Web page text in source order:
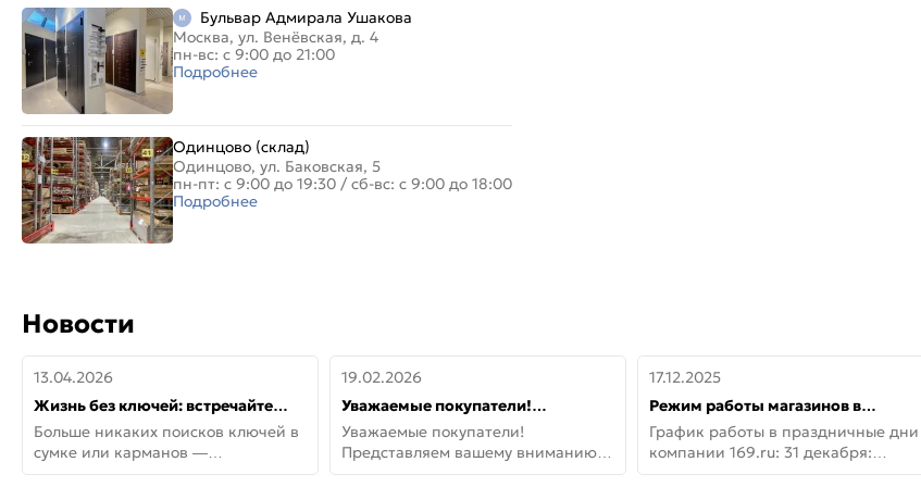
Бульвар Адмирала Ушакова
Москва, ул. Венёвская, д. 4
пн-вс: с 9:00 до 21:00
Подробнее
Одинцово (склад)
Одинцово, ул. Баковская, 5
пн-пт: с 9:00 до 19:30 / сб-вс: с 9:00 до 18:00
Подробнее
Новости
13.04.2026
Жизнь без ключей: встречайте
новую дверь СИТИ ИНТЕГРА
АйКью!
Больше никаких поисков ключей в
сумке или карманов —
представляем СИТИ ИНТЕГРА
19.02.2026
Уважаемые покупатели!
Представляем вашему вниманию
новинки от Armadillo!
Уважаемые покупатели!
Представляем вашему вниманию
новинки от Armadillo! Новая
17.12.2025
Режим работы магазинов в
праздничные дни с 31 декабря по
11 января
График работы в праздничные дни
компании 169.ru: 31 декабря:
Заказы, самовывоз и доставки —